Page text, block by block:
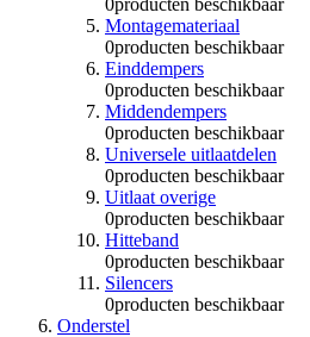
0producten beschikbaar
Montagemateriaal
0producten beschikbaar
Einddempers
0producten beschikbaar
Middendempers
0producten beschikbaar
Universele uitlaatdelen
0producten beschikbaar
Uitlaat overige
0producten beschikbaar
Hitteband
0producten beschikbaar
Silencers
0producten beschikbaar
Onderstel